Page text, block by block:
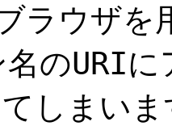
ラウザ
のURI
しまい